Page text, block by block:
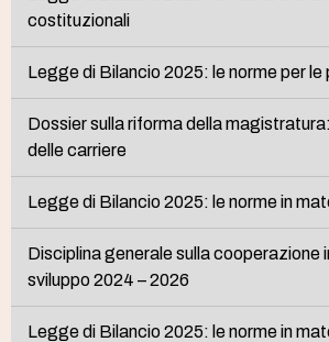
costituzionali
Legge di Bilancio 2025: le norme per le
Dossier sulla riforma della
delle carriere
Legge di Bilancio 2025: le norme in
Disciplina generale sulla cooperazione
sviluppo 2024 – 2026
Legge di Bilancio 2025: le norme in